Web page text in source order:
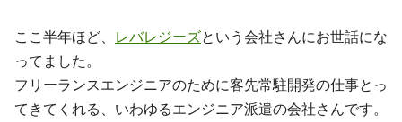
ここ半年ほど、 レバレジーズという会社さんにお世話にな
ってました。
フリーランスエンジニアのために客先常駐開発の仕事とっ
てきてくれる、いわゆるエンジニア派遣の会社さんです。